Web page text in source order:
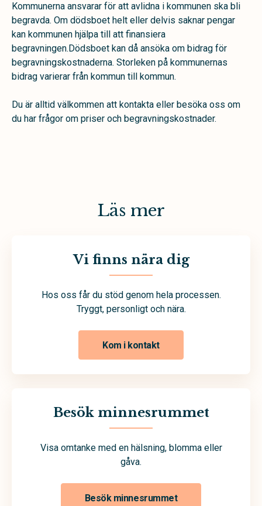
Kommunerna ansvarar för att avlidna i kommunen ska bli
begravda. Om dödsboet helt eller delvis saknar pengar
kan kommunen hjälpa till att finansiera
begravningen.Dödsboet kan då ansöka om bidrag för
begravningskostnaderna. Storleken på kommunernas
bidrag varierar från kommun till kommun.
Du är alltid välkommen att kontakta eller besöka oss om
du har frågor om priser och begravningskostnader.
Läs mer
Vi finns nära dig
Hos oss får du stöd genom hela processen.
Tryggt, personligt och nära.
Kom i kontakt
Besök minnesrummet
Visa omtanke med en hälsning, blomma eller
gåva.
Besök minnesrummet